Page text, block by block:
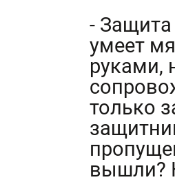
- Защита
умеет
руками,
только
вышли?